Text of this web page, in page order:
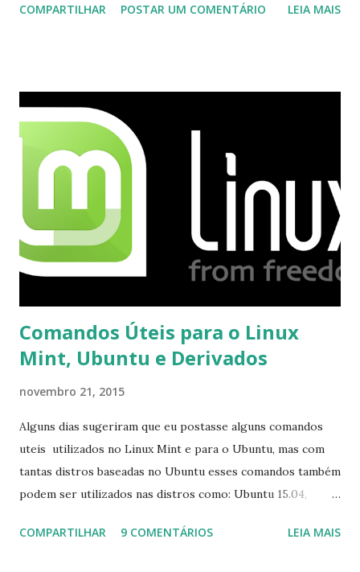
integrado com o serviço do MSN, segundo a empresa, os
o Windows Live (assim como muitos profissionais de TI) ,
mesmo na versão para Linux, claro, sempre existem outras
opções e o Pidgin, que se mostra como opção.
COMPARTILHAR POSTAR UM COMENTÁRIO LEIA MAIS
Comandos Úteis para o Linux
Mint, Ubuntu e Derivados
novembro 21, 2015
Alguns dias sugeriram que eu postasse alguns comandos
uteis utilizados no Linux Mint e para o Ubuntu, mas com
tantas distros baseadas no Ubuntu esses comandos também
podem ser utilizados nas distros como: Ubuntu 15.04,
Linux Mint 17, Pinguy OS 14.04, Elementary OS 0.3, Deepin
COMPARTILHAR 9 COMENTÁRIOS LEIA MAIS